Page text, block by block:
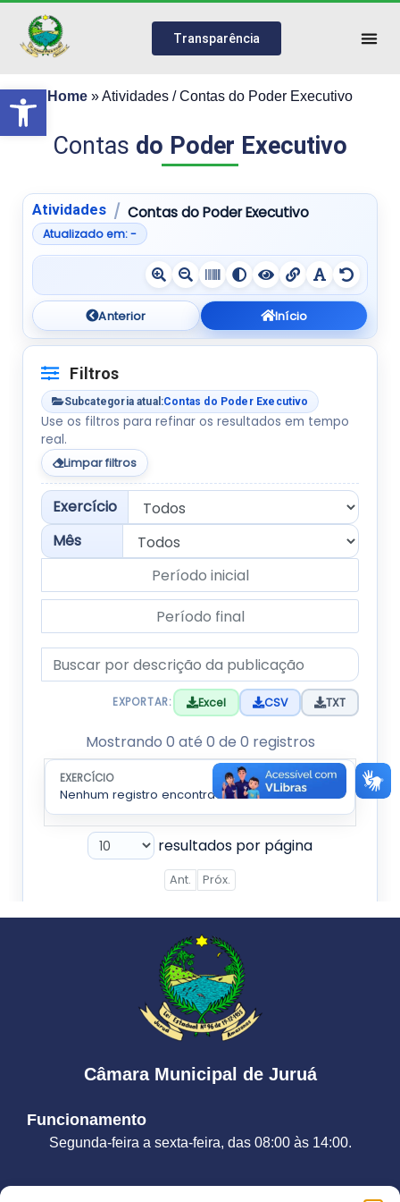
Abrir a barra de ferramentas
Transparência
Home »Atividades / Contas do Poder Executivo
Contas do Poder Executivo
Câmara Municipal de Juruá
Funcionamento
Segunda-feira a sexta-feira, das 08:00 às 14:00.